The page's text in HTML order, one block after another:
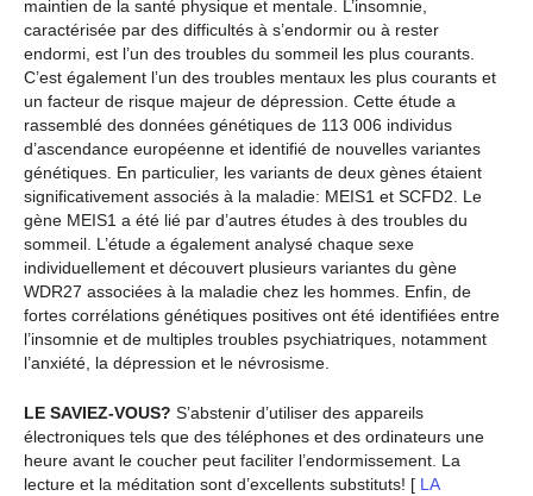
maintien de la santé physique et mentale. L’insomnie,
caractérisée par des difficultés à s’endormir ou à rester
endormi, est l’un des troubles du sommeil les plus courants.
C’est également l’un des troubles mentaux les plus courants et
un facteur de risque majeur de dépression. Cette étude a
rassemblé des données génétiques de 113 006 individus
d’ascendance européenne et identifié de nouvelles variantes
génétiques. En particulier, les variants de deux gènes étaient
significativement associés à la maladie: MEIS1 et SCFD2. Le
gène MEIS1 a été lié par d’autres études à des troubles du
sommeil. L’étude a également analysé chaque sexe
individuellement et découvert plusieurs variantes du gène
WDR27 associées à la maladie chez les hommes. Enfin, de
fortes corrélations génétiques positives ont été identifiées entre
l’insomnie et de multiples troubles psychiatriques, notamment
l’anxiété, la dépression et le névrosisme.
LE SAVIEZ-VOUS? S’abstenir d’utiliser des appareils
électroniques tels que des téléphones et des ordinateurs une
heure avant le coucher peut faciliter l’endormissement. La
lecture et la méditation sont d’excellents substituts! [ LA